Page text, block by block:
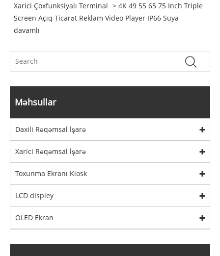
Xarici Çoxfunksiyalı Terminal > 4K 49 55 65 75 Inch Triple
Screen Açıq Ticarət Reklam Video Player IP66 Suya
davamlı
Məhsullar
Daxili Rəqəmsal İşarə
Xarici Rəqəmsal İşarə
Toxunma Ekranı Kiosk
LCD displey
OLED Ekran